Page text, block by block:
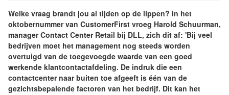
Welke vraag brandt jou al tijden op de lippen? In het
oktobernummer van CustomerFirst vroeg Harold Schuurman,
manager Contact Center Retail bij DLL, zich dit af: 'Bij veel
bedrijven moet het management nog steeds worden
overtuigd van de toegevoegde waarde van een goed
werkende klantcontactafdeling. De indruk die een
contactcenter naar buiten toe afgeeft is één van de
gezichtsbepalende factoren van het bedrijf. Dit kan het